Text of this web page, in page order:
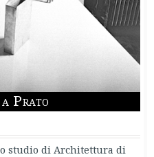
Prato
studio di Architettura di